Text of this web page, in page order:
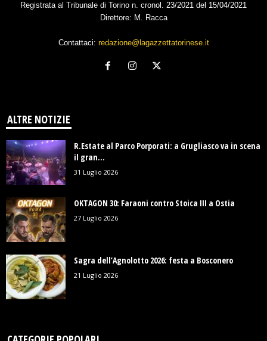
Registrata al Tribunale di Torino n. cronol. 23/2021 del 15/04/2021
Direttore: M. Racca
Contattaci: redazione@lagazzettatorinese.it
ALTRE NOTIZIE
R.Estate al Parco Porporati: a Grugliasco va in scena
il gran...
31 Luglio 2026
OKTAGON 30: Faraoni contro Stoica III a Ostia
27 Luglio 2026
Sagra dell’Agnolotto 2026: festa a Bosconero
21 Luglio 2026